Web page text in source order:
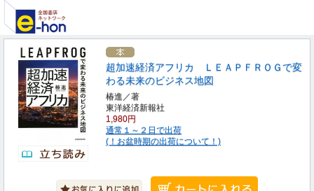
超加速経済アフリカ ＬＥＡＰＦＲＯＧで変
わる未来のビジネス地図
椿進／著
東洋経済新報社
1,980円
通常１～２日で出荷
(！お盆時期の出荷について！)